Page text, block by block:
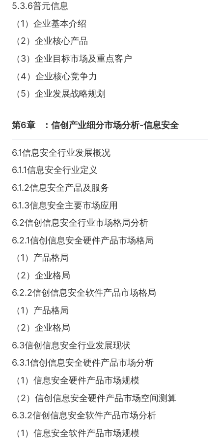
5.3.6普元信息
（1）企业基本介绍
（2）企业核心产品
（3）企业目标市场及重点客户
（4）企业核心竞争力
（5）企业发展战略规划
第6章 ：信创产业细分市场分析-信息安全
6.1信息安全行业发展概况
6.1.1信息安全行业定义
6.1.2信息安全产品及服务
6.1.3信息安全主要市场应用
6.2信创信息安全行业市场格局分析
6.2.1信创信息安全硬件产品市场格局
（1）产品格局
（2）企业格局
6.2.2信创信息安全软件产品市场格局
（1）产品格局
（2）企业格局
6.3信创信息安全行业发展现状
6.3.1信创信息安全硬件产品市场分析
（1）信息安全硬件产品市场规模
（2）信创信息安全硬件产品市场空间测算
6.3.2信创信息安全软件产品市场分析
（1）信息安全软件产品市场规模